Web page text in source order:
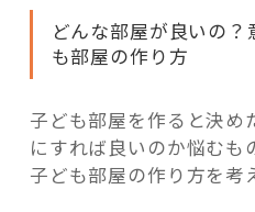
どんな部屋が良いの
も部屋の作り方
子ども部屋を作ると決め
にすれば良いのか悩むも
子ども部屋の作り方を考